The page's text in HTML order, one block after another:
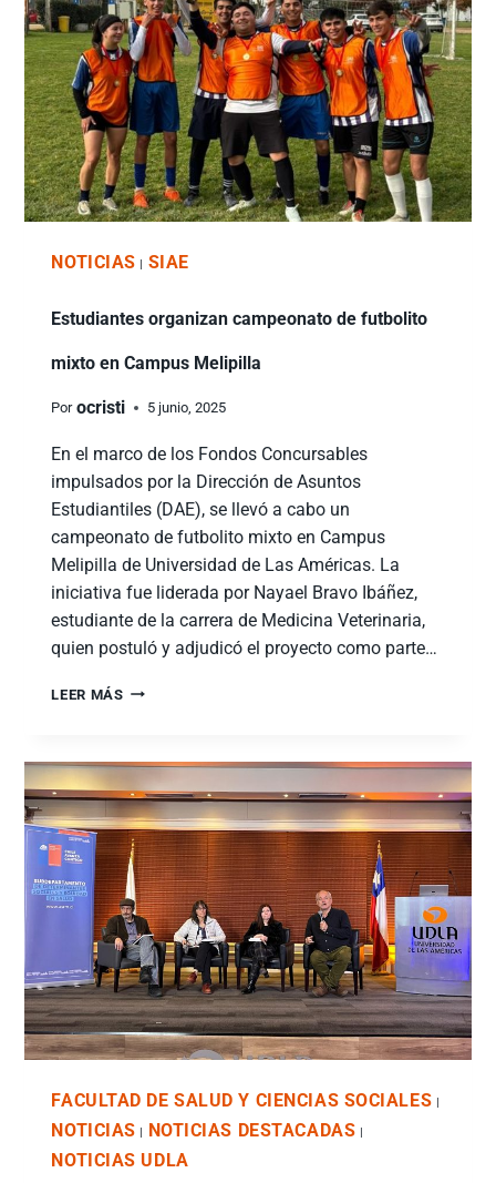
NOTICIAS | SIAE
Estudiantes organizan campeonato de futbolito
mixto en Campus Melipilla
Por ocristi 5 junio, 2025
En el marco de los Fondos Concursables
impulsados por la Dirección de Asuntos
Estudiantiles (DAE), se llevó a cabo un
campeonato de futbolito mixto en Campus
Melipilla de Universidad de Las Américas. La
iniciativa fue liderada por Nayael Bravo Ibáñez,
estudiante de la carrera de Medicina Veterinaria,
quien postuló y adjudicó el proyecto como parte…
LEER MÁS
FACULTAD DE SALUD Y CIENCIAS SOCIALES |
NOTICIAS | NOTICIAS DESTACADAS |
NOTICIAS UDLA